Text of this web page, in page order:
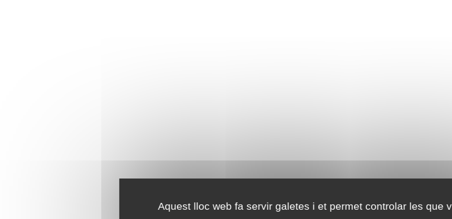
Aquest lloc web fa servir galetes i et permet controlar les que